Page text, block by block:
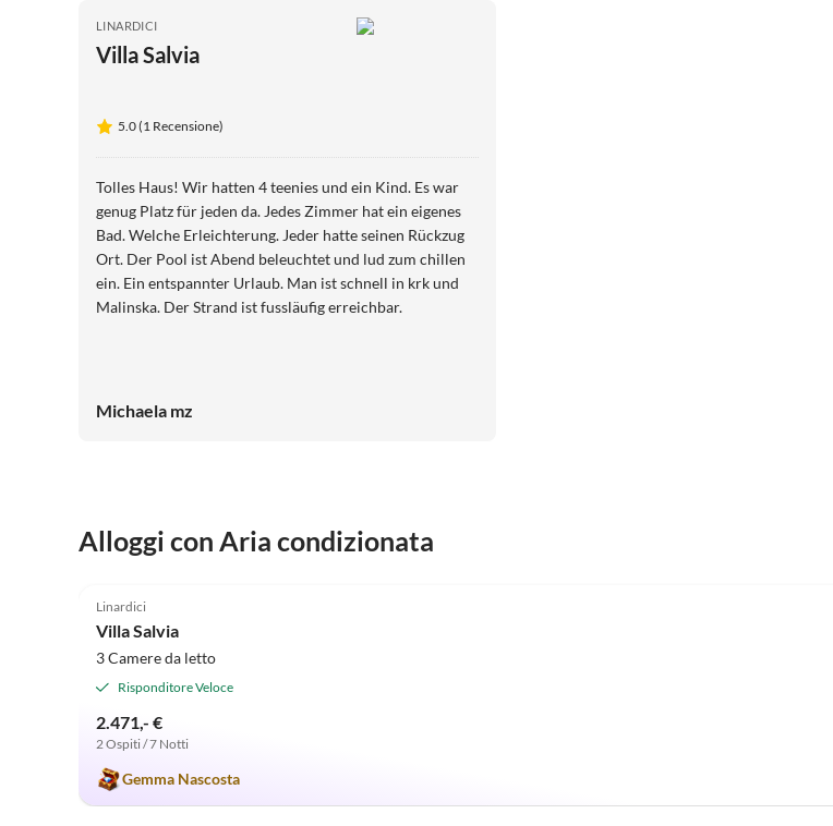
LINARDICI
Villa Salvia
5.0 (1 Recensione)
Tolles Haus! Wir hatten 4 teenies und ein Kind. Es war
genug Platz für jeden da. Jedes Zimmer hat ein eigenes
Bad. Welche Erleichterung. Jeder hatte seinen Rückzug
Ort. Der Pool ist Abend beleuchtet und lud zum chillen
ein. Ein entspannter Urlaub. Man ist schnell in krk und
Malinska. Der Strand ist fussläufig erreichbar.
Michaela mz
Alloggi con Aria condizionata
Linardici
Villa Salvia
3 Camere da letto
Risponditore Veloce
2.471,- €
2 Ospiti / 7 Notti
Gemma Nascosta